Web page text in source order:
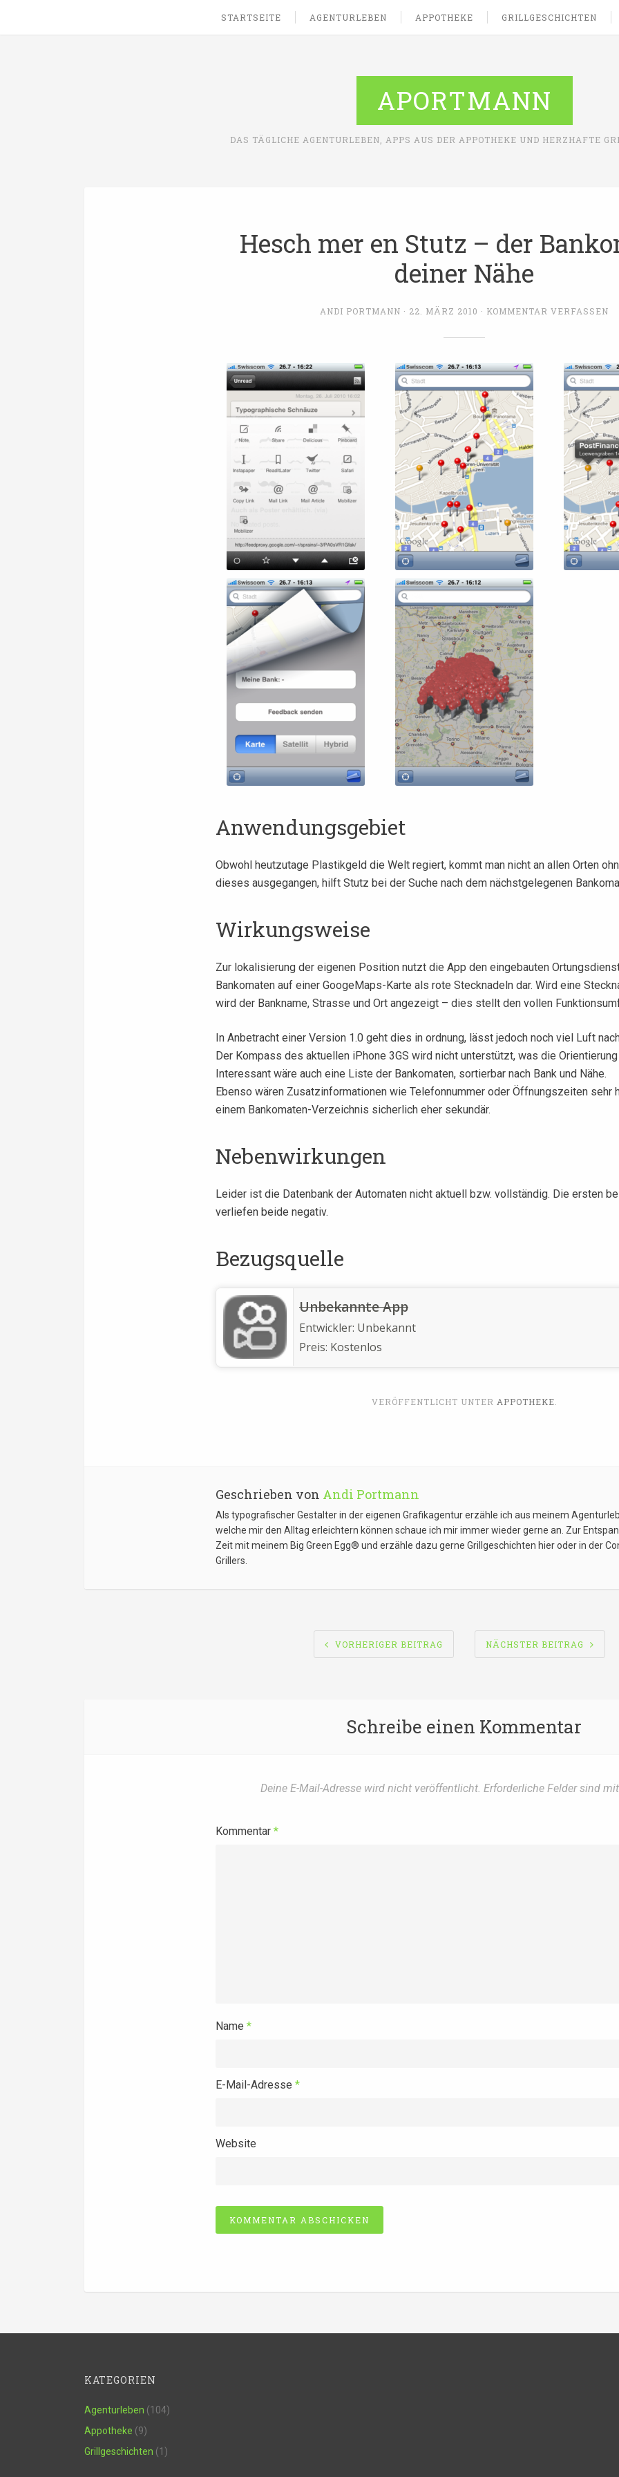
STARTSEITE AGENTURLEBEN APPOTHEKE GRILLGESCHICHTEN
APORTMANN
DAS TÄGLICHE AGENTURLEBEN, APPS AUS DER APPOTHEKE UND HERZHAFTE
Hesch mer en Stutz – der
deiner Nähe
ANDI PORTMANN 22. MÄRZ 2010 KOMMENTAR VERFASSEN
Anwendungsgebiet
Obwohl heutzutage Plastikgeld die Welt regiert, kommt man nicht an allen Orten
dieses ausgegangen, hilft Stutz bei der Suche nach dem nächstgelegenen
Wirkungsweise
Zur lokalisierung der eigenen Position nutzt die App den eingebauten
Bankomaten auf einer GoogeMaps-Karte als rote Stecknadeln dar. Wird eine
wird der Bankname, Strasse und Ort angezeigt – dies stellt den vollen
In Anbetracht einer Version 1.0 geht dies in ordnung, lässt jedoch noch viel Luft
Der Kompass des aktuellen iPhone 3GS wird nicht unterstützt, was die
Interessant wäre auch eine Liste der Bankomaten, sortierbar nach Bank und Nähe.
Ebenso wären Zusatzinformationen wie Telefonnummer oder Öffnungszeiten sehr
einem Bankomaten-Verzeichnis sicherlich eher sekundär.
Nebenwirkungen
Leider ist die Datenbank der Automaten nicht aktuell bzw. vollständig. Die ersten
verliefen beide negativ.
Bezugsquelle
Unbekannte App
Entwickler: Unbekannt
Preis: Kostenlos
VERÖFFENTLICHT UNTER APPOTHEKE
Geschrieben von Andi Portmann
Als typografischer Gestalter in der eigenen Grafikagentur erzähle ich aus meinem
welche mir den Alltag erleichtern können schaue ich mir immer wieder gerne an. Zur
Zeit mit meinem Big Green Egg® und erzähle dazu gerne Grillgeschichten hier oder in der
Grillers.
BEITRAGSNAVIGATION
VORHERIGER BEITRAG NÄCHSTER BEITRAG
Schreibe einen Kommentar
Deine E-Mail-Adresse wird nicht veröffentlicht. Erforderliche Felder sind mit
Kommentar *
Name *
E-Mail-Adresse *
Website
KATEGORIEN
Agenturleben (104)
Appotheke (9)
Grillgeschichten (1)